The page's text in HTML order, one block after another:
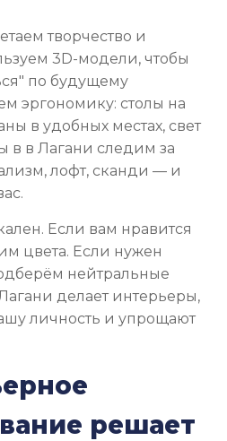
творчество и
3D-модели, чтобы
по будущему
эргономику: столы на
в удобных местах, свет
в в Лагани следим за
лофт, сканди — и
Если вам нравится
цвета. Если нужен
нейтральные
делает интерьеры,
личность и упрощают
решает